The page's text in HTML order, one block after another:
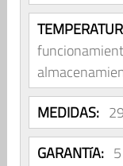
MEDIDAS:
GARANTíA: